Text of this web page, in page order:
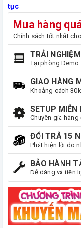
tục
Mua hàng
Chính sách tốt nhất
TRẢI
Tại phòng Demo
GIAO HÀNG
Khoảng cách
SETUP MIỄN
Chuyên gia hàng
ĐỔI TRẢ 15
Phát hiện lỗi do
BẢO HÀNH
Dễ dàng và tiện